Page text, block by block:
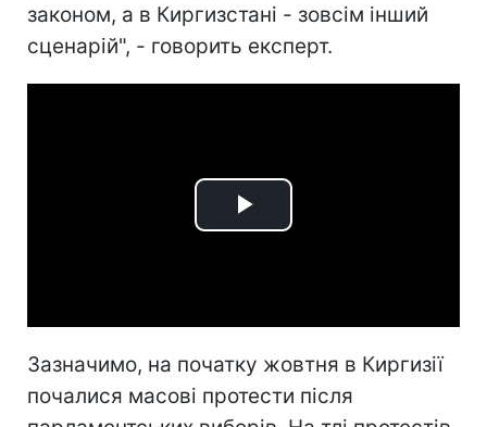
законом, а в Киргизстані - зовсім інший
сценарій", - говорить експерт.
Play
Зазначимо, на початку жовтня в Киргизії
почалися масові протести після